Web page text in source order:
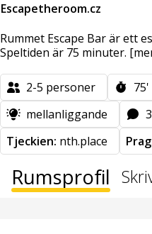
Escapetheroom.cz
Rummet Escape Bar är ett
Speltiden är 75 minuter.
2-5 personer 75'
mellanliggande
Tjeckien: nth.place
Rumsprofil